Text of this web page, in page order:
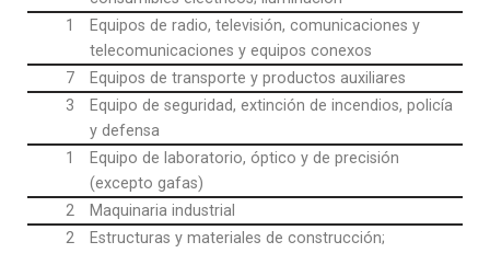
1
Equipos de radio, televisión, comunicaciones y
telecomunicaciones y equipos conexos
7
Equipos de transporte y productos auxiliares
3
Equipo de seguridad, extinción de incendios, policía
y defensa
1
Equipo de laboratorio, óptico y de precisión
(excepto gafas)
2
Maquinaria industrial
2
Estructuras y materiales de construcción;